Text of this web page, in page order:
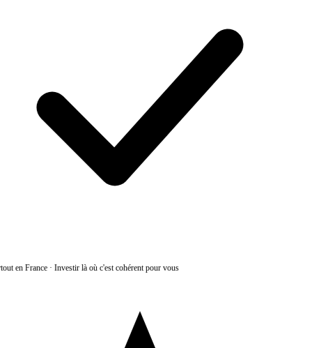
en France·Investir là où c'est cohérent pour vous